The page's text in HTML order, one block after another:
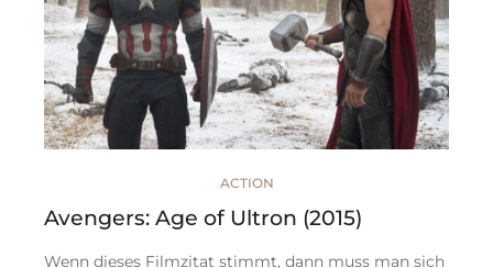
ACTION
Avengers: Age of Ultron (2015)
Wenn dieses Filmzitat stimmt, dann muss man sich